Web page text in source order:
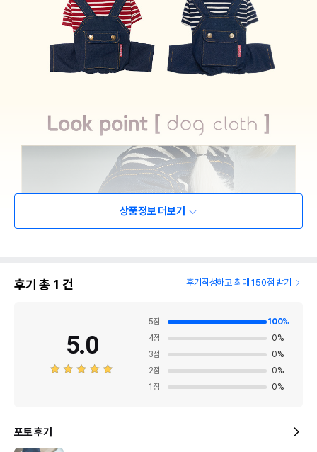
상품정보 더보기
후기 총 1 건 후기작성하고 최대 150점 받기
5.0
5점 100%
4점 0%
3점 0%
2점 0%
1 점 0%
포토 후기